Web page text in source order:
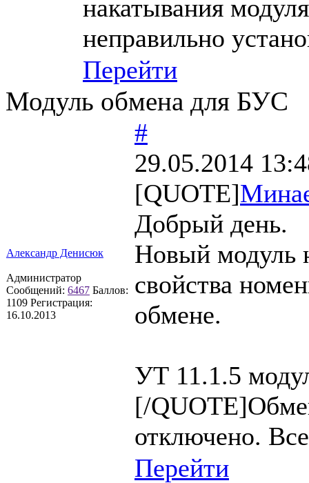
накатывания
неправильно
Перейти
Модуль обмена для БУС
Александр Денисюк
Администратор
Сообщений: 6467 Баллов:
1109 Регистрация:
16.10.2013
#
29.05.2014
[QUOTE]
Добрый день.
Новый модуль
свойства
обмене.
УТ 11.1.5
[/
отключено.
Перейти